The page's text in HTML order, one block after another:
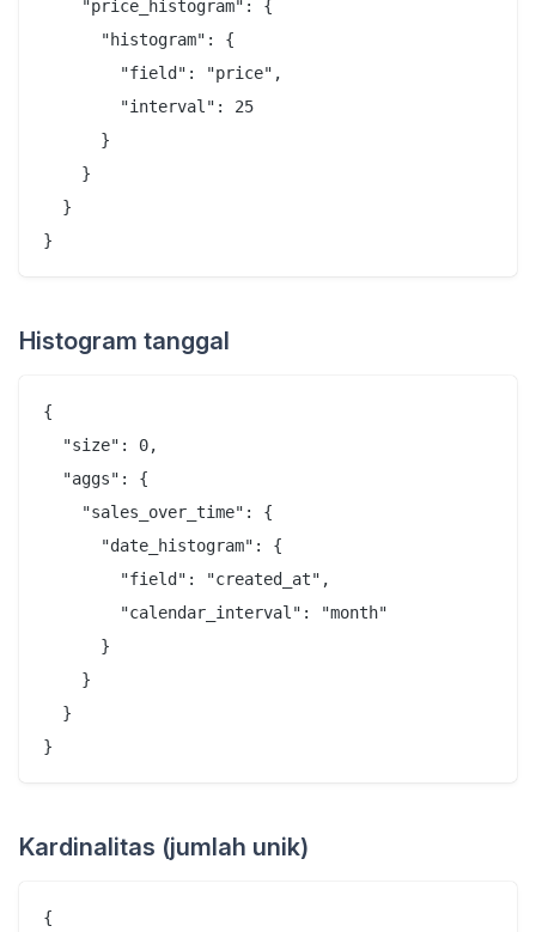
    "price_histogram": {
      "histogram": {
        "field": "price",
        "interval": 25
      }
    }
  }
Histogram tanggal
{
  "size": 0,
  "aggs": {
    "sales_over_time": {
      "date_histogram": {
        "field": "created_at",
        "calendar_interval": "month"
      }
    }
  }
Kardinalitas (jumlah unik)
{